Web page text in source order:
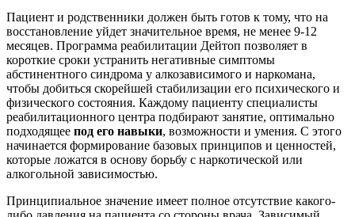
Пациент и родственники должен быть готов к тому, что на
восстановление уйдет значительное время, не менее 9-12
месяцев. Программа реабилитации Дейтоп позволяет в
короткие сроки устранить негативные симптомы
абстинентного синдрома у алкозависимого и наркомана,
чтобы добиться скорейшей стабилизации его психического и
физического состояния. Каждому пациенту специалисты
реабилитационного центра подбирают занятие, оптимально
подходящее под его навыки, возможности и умения. С этого
начинается формирование базовых принципов и ценностей,
которые ложатся в основу борьбу с наркотической или
алкогольной зависимостью.
Принципиальное значение имеет полное отсутствие какого-